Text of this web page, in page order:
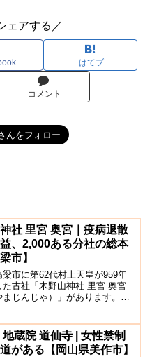
ェアする／
はてブ
コメント
社 里宮 奥宮｜疫病退散
、2,000ある分社の総本
市】
梁市に第62代村上天皇が959年
た古社「木野山神社 里宮 奥宮
まじんじゃ）」があります。木
われており多くの参拝客が訪
す。明治1...
蔵院 道仙寺 | 女性禁制
がある【岡山県美作市】